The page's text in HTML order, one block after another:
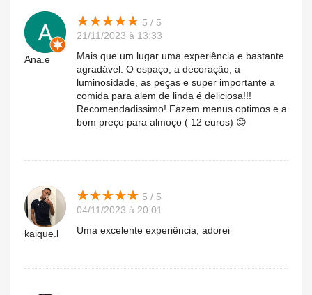
Ana.e
★★★★★
★★★★★ 5 / 5
21/11/2023 à 13:33
Mais que um lugar uma experiência e bastante
agradável. O espaço, a decoração, a
luminosidade, as peças e super importante a
comida para alem de linda é deliciosa!!!
Recomendadissimo! Fazem menus optimos e a
bom preço para almoço ( 12 euros) 😊
kaique.l
★★★★★
★★★★★ 5 / 5
04/11/2023 à 20:01
Uma excelente experiência, adorei